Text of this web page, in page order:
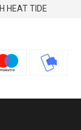
HEAT TIDE